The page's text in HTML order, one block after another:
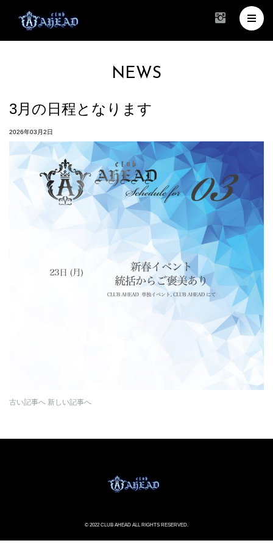
NEWS
3月の日程となります
2026年03月2日
古い記事へ 新しい記事へ
© 2022 CLUB AHEAD ALL RIGHTS RESERVED.